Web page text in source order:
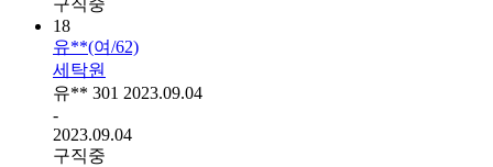
구직중
18
유**(여/62)
세탁원
유** 301 2023.09.04
-
2023.09.04
구직중